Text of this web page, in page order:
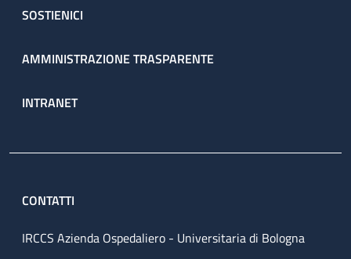
SOSTIENICI
AMMINISTRAZIONE TRASPARENTE
INTRANET
CONTATTI
IRCCS Azienda Ospedaliero - Universitaria di Bologna